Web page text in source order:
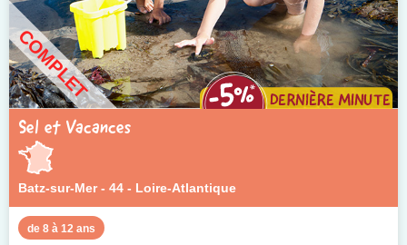
COMPLET
Sel et Vacances
Batz-sur-Mer - 44 - Loire-Atlantique
de 8 à 12 ans